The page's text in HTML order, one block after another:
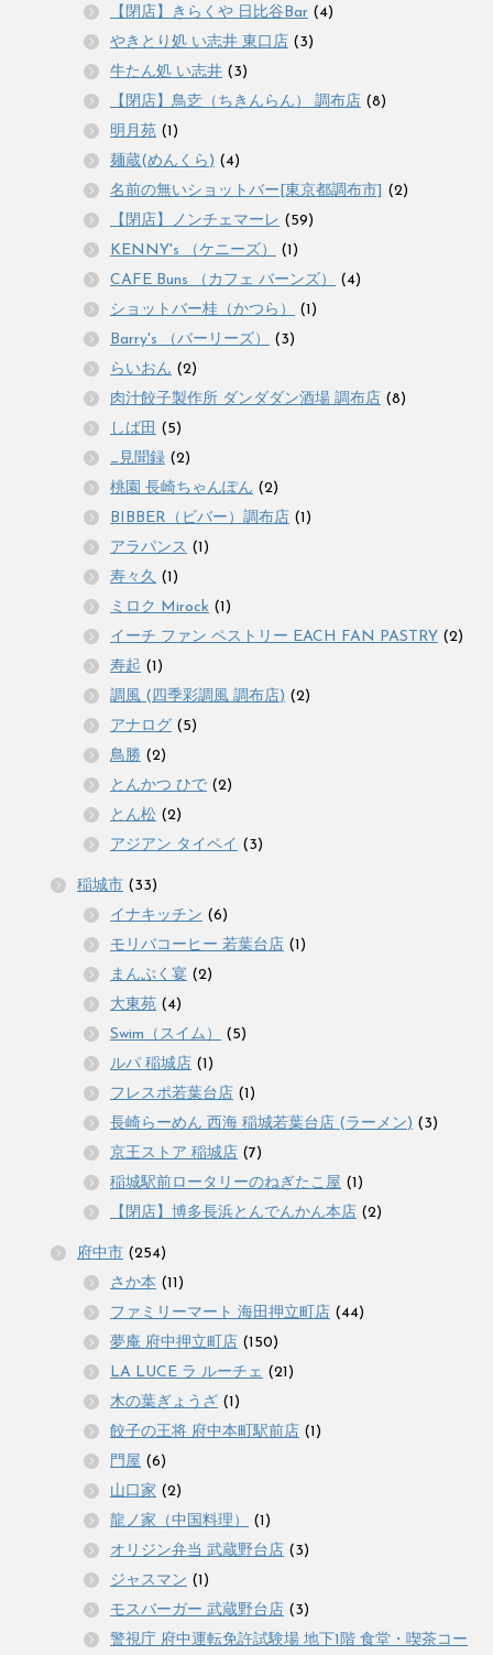
【閉店】きらくや 日比谷Bar (4)
やきとり処 い志井 東口店 (3)
牛たん処 い志井 (3)
【閉店】鳥赱（ちきんらん） 調布店 (8)
明月苑 (1)
麺蔵(めんくら) (4)
名前の無いショットバー[東京都調布市]
(2)
【閉店】ノンチェマーレ (59)
KENNY's （ケニーズ）
(1)
CAFE Buns （カフェ バーンズ）
(4)
ショットバー桂（かつら）
(1)
Barry's （バーリーズ）
(3)
らいおん (2)
肉汁餃子製作所 ダンダダン酒場 調布店 (8)
しば田 (5)
_見聞録 (2)
桃園 長崎ちゃんぽん (2)
BIBBER（ビバー）調布店 (1)
アラパンス (1)
寿々久 (1)
ミロク Mirock (1)
イーチ ファン ペストリー EACH FAN PASTRY (2)
寿起 (1)
調風 (四季彩調風 調布店) (2)
アナログ (5)
鳥勝 (2)
とんかつ ひで (2)
とん松 (2)
アジアン タイペイ (3)
稲城市 (33)
イナキッチン (6)
モリバコーヒー 若葉台店 (1)
まんぷく宴 (2)
大東苑 (4)
Swim（スイム）
(5)
ルパ 稲城店 (1)
フレスポ若葉台店 (1)
長崎らーめん 西海 稲城若葉台店 (ラーメン) (3)
京王ストア 稲城店 (7)
稲城駅前ロータリーのねぎたこ屋 (1)
【閉店】博多長浜とんでんかん本店 (2)
府中市 (254)
さか本 (11)
ファミリーマート 海田押立町店 (44)
夢庵 府中押立町店 (150)
LA LUCE ラ ルーチェ (21)
木の葉ぎょうざ (1)
餃子の王将 府中本町駅前店 (1)
門屋 (6)
山口家 (2)
龍ノ家（中国料理）
(1)
オリジン弁当 武蔵野台店 (3)
ジャスマン (1)
モスバーガー 武蔵野台店 (3)
警視庁 府中運転免許試験場 地下1階 食堂・喫茶コー